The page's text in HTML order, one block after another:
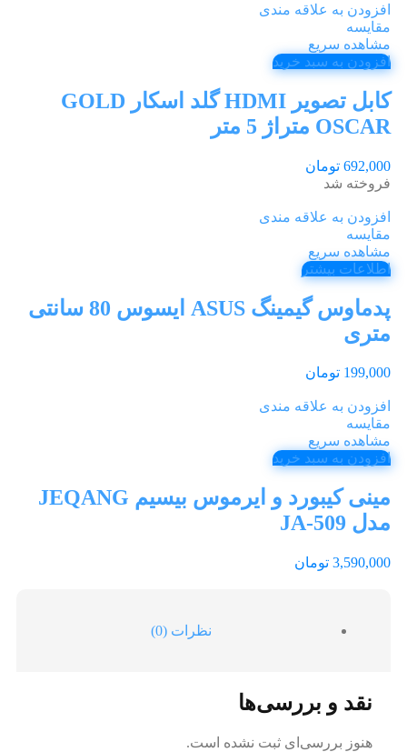
افزودن به علاقه مندی
مقایسه
مشاهده سریع
افزودن به سبد خرید
کابل تصویر HDMI گلد اسکار GOLD
OSCAR متراژ 5 متر
692,000 تومان
فروخته شد
افزودن به علاقه مندی
مقایسه
مشاهده سریع
اطلاعات بیشتر
پدماوس گیمینگ ASUS ایسوس 80 سانتی
متری
199,000 تومان
افزودن به علاقه مندی
مقایسه
مشاهده سریع
افزودن به سبد خرید
مینی کیبورد و ایرموس بیسیم JEQANG
مدل JA-509
3,590,000 تومان
نظرات (0)
نقد و بررسی‌ها
هنوز بررسی‌ای ثبت نشده است.